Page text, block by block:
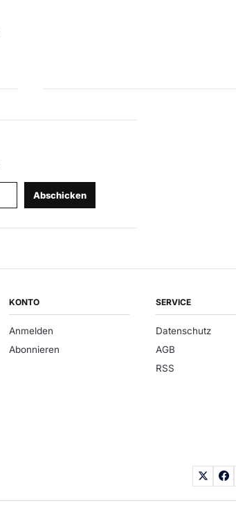
Abschicken
KONTO
Anmelden
Abonnieren
SERVICE
Datenschutz
AGB
RSS